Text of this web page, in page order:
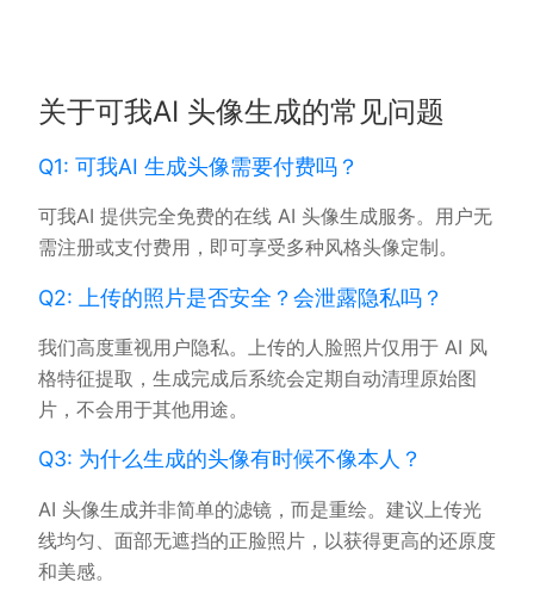
关于可我AI 头像生成的常见问题
Q1: 可我AI 生成头像需要付费吗？
可我AI 提供完全免费的在线 AI 头像生成服务。用户无
需注册或支付费用，即可享受多种风格头像定制。
Q2: 上传的照片是否安全？会泄露隐私吗？
我们高度重视用户隐私。上传的人脸照片仅用于 AI 风
格特征提取，生成完成后系统会定期自动清理原始图
片，不会用于其他用途。
Q3: 为什么生成的头像有时候不像本人？
AI 头像生成并非简单的滤镜，而是重绘。建议上传光
线均匀、面部无遮挡的正脸照片，以获得更高的还原度
和美感。